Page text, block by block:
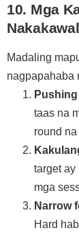
10. Mga
Madaling
nagpapahaba
taas na
round
target ay
mga
Narrow
Hard